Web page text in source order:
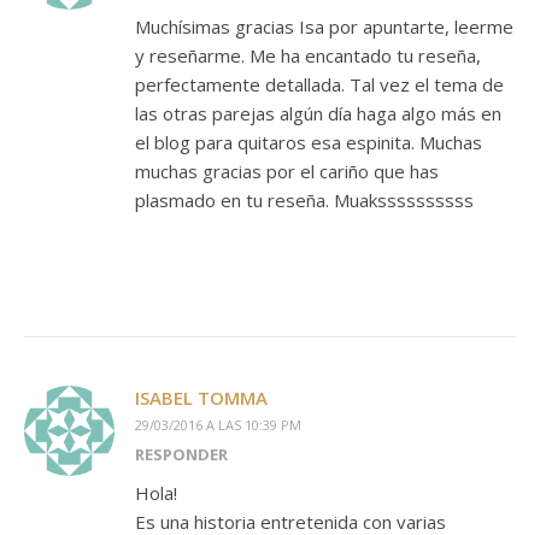
Muchísimas gracias Isa por apuntarte, leerme
y reseñarme. Me ha encantado tu reseña,
perfectamente detallada. Tal vez el tema de
las otras parejas algún día haga algo más en
el blog para quitaros esa espinita. Muchas
muchas gracias por el cariño que has
plasmado en tu reseña. Muakssssssssss
ISABEL TOMMA
29/03/2016 A LAS 10:39 PM
RESPONDER
Hola!
Es una historia entretenida con varias